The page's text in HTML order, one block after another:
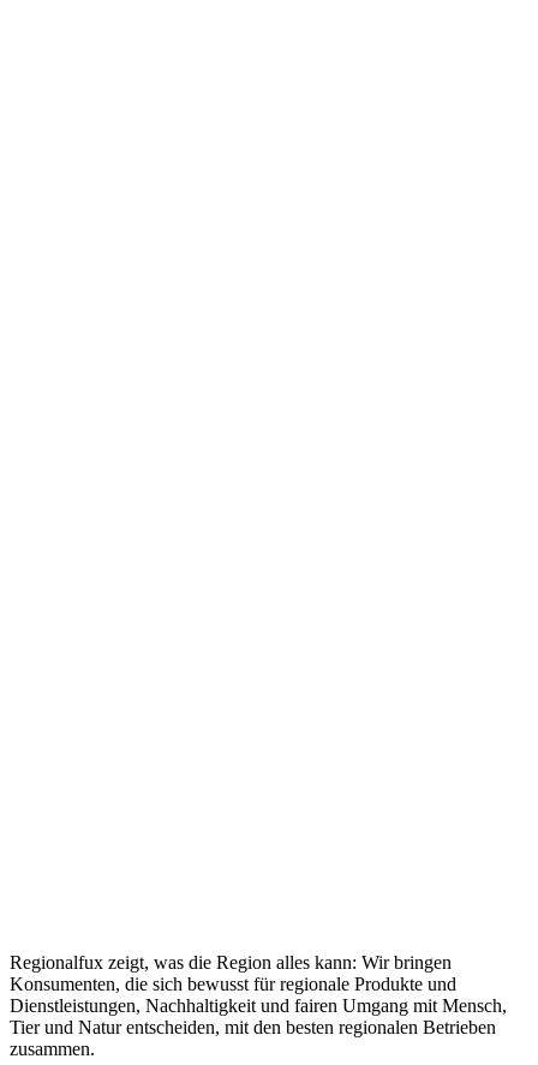
Regionalfux zeigt, was die Region alles kann: Wir bringen
Konsumenten, die sich bewusst für regionale Produkte und
Dienstleistungen, Nachhaltigkeit und fairen Umgang mit Mensch,
Tier und Natur entscheiden, mit den besten regionalen Betrieben
zusammen.